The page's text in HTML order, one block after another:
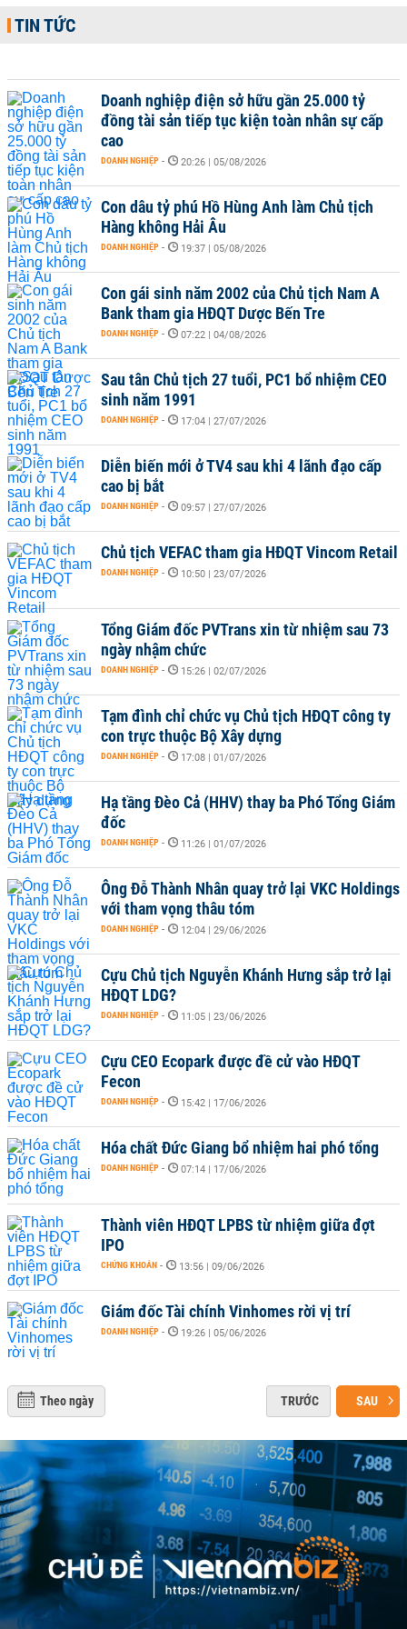
TIN TỨC
Doanh nghiệp điện sở hữu gần 25.000 tỷ
đồng tài sản tiếp tục kiện toàn nhân sự cấp
cao
DOANH NGHIỆP - 20:26 | 05/08/2026
Con dâu tỷ phú Hồ Hùng Anh làm Chủ tịch
Hàng không Hải Âu
DOANH NGHIỆP - 19:37 | 05/08/2026
Con gái sinh năm 2002 của Chủ tịch Nam A
Bank tham gia HĐQT Dược Bến Tre
DOANH NGHIỆP - 07:22 | 04/08/2026
Sau tân Chủ tịch 27 tuổi, PC1 bổ nhiệm CEO
sinh năm 1991
DOANH NGHIỆP - 17:04 | 27/07/2026
Diễn biến mới ở TV4 sau khi 4 lãnh đạo cấp
cao bị bắt
DOANH NGHIỆP - 09:57 | 27/07/2026
Chủ tịch VEFAC tham gia HĐQT Vincom Retail
DOANH NGHIỆP - 10:50 | 23/07/2026
Tổng Giám đốc PVTrans xin từ nhiệm sau 73
ngày nhậm chức
DOANH NGHIỆP - 15:26 | 02/07/2026
Tạm đình chỉ chức vụ Chủ tịch HĐQT công ty
con trực thuộc Bộ Xây dựng
DOANH NGHIỆP - 17:08 | 01/07/2026
Hạ tầng Đèo Cả (HHV) thay ba Phó Tổng Giám
đốc
DOANH NGHIỆP - 11:26 | 01/07/2026
Ông Đỗ Thành Nhân quay trở lại VKC Holdings
với tham vọng thâu tóm
DOANH NGHIỆP - 12:04 | 29/06/2026
Cựu Chủ tịch Nguyễn Khánh Hưng sắp trở lại
HĐQT LDG?
DOANH NGHIỆP - 11:05 | 23/06/2026
Cựu CEO Ecopark được đề cử vào HĐQT
Fecon
DOANH NGHIỆP - 15:42 | 17/06/2026
Hóa chất Đức Giang bổ nhiệm hai phó tổng
DOANH NGHIỆP - 07:14 | 17/06/2026
Thành viên HĐQT LPBS từ nhiệm giữa đợt
IPO
CHỨNG KHOÁN - 13:56 | 09/06/2026
Giám đốc Tài chính Vinhomes rời vị trí
DOANH NGHIỆP - 19:26 | 05/06/2026
Theo ngày TRƯỚC SAU